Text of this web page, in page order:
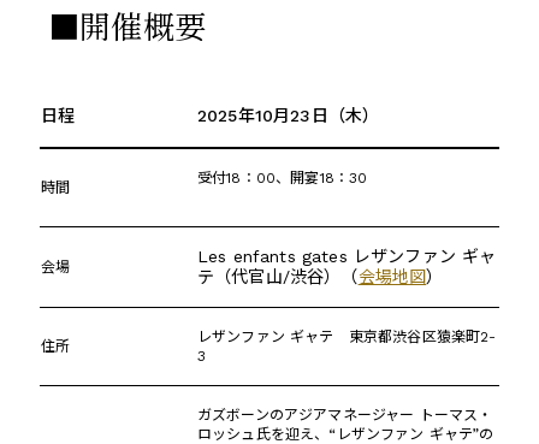
■開催概要
日程 2025年10月23日（木）
時間
受付18：00、開宴18：30
会場
Les enfants gates レザンファン ギャ
テ（代官山/渋谷）（会場地図）
住所
レザンファン ギャテ 東京都渋谷区猿楽町2-
3
ガズボーンのアジアマネージャー トーマス・
ロッシュ氏を迎え、“レザンファン ギャテ”の